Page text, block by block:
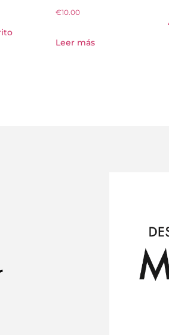
€10.00
Leer más